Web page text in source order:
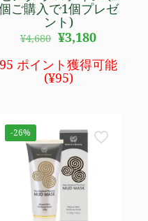
ご購入で1個プレゼ
ント)
¥4,680 元
価
格
は
し
た。
¥3,180現
の
価
で
す。
95 ポイント獲得可能
(¥95)
-26%